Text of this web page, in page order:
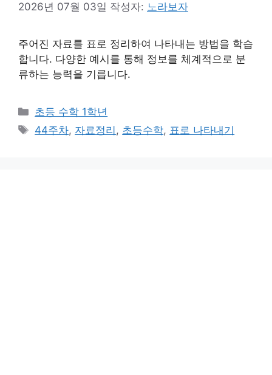
2026년 07월 03일 작성자: 노라보자
주어진 자료를 표로 정리하여 나타내는 방법을 학습
합니다. 다양한 예시를 통해 정보를 체계적으로 분
류하는 능력을 기릅니다.
카
테
초등 수학 1학년
태
44주차, 자료정리 , 초등수학, 표로 나타내기